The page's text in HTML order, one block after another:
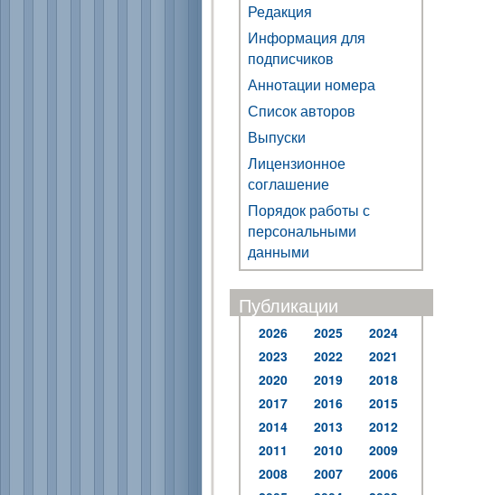
Редакция
Информация для
подписчиков
Аннотации номера
Список авторов
Выпуски
Лицензионное
соглашение
Порядок работы с
персональными
данными
Публикации
2026 2025
2024
2023
2022
2021
2020
2019
2018
2017
2016
2015
2014
2013
2012
2011
2010
2009
2008
2007
2006